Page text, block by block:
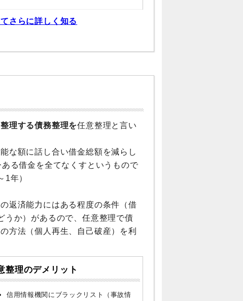
さらに詳しく知る
理する債務整理を任意整理と言い
な額に話し合い借金総額を減らし
る借金を全てなくすというもので
1年）
返済能力にはある程度の条件（借
うか）があるので、任意整理で債
方法（個人再生、自己破産）を利
整理のデメリット
信用情報機関にブラックリスト（事故情